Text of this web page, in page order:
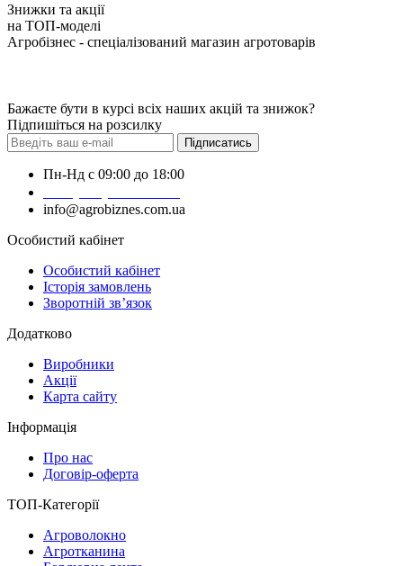
Знижки та акції
на ТОП-моделі
Агробізнес - спеціалізований магазин агротоварів
Бажаєте бути в курсі всіх наших акцій та знижок?
Підпишіться на розсилку
Підписатись
Пн-Нд с 09:00 до 18:00
info@agrobiznes.com.ua
Особистий кабінет
Особистий кабінет
Історія замовлень
Зворотній зв’язок
Додатково
Виробники
Акції
Карта сайту
Інформація
Про нас
Договір-оферта
ТОП-Категорії
Агроволокно
Агротканина